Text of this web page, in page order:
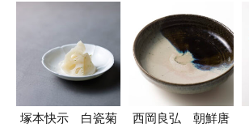
塚本快示 白瓷菊
西岡良弘 朝鮮唐